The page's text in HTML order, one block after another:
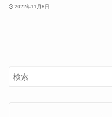
2022年11月8日